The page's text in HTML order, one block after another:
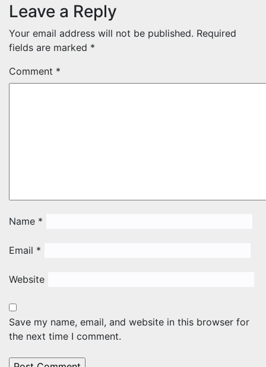
Leave a Reply
Your email address will not be published. Required
fields are marked *
Comment *
Name *
Email *
Website
Save my name, email, and website in this browser for
the next time I comment.